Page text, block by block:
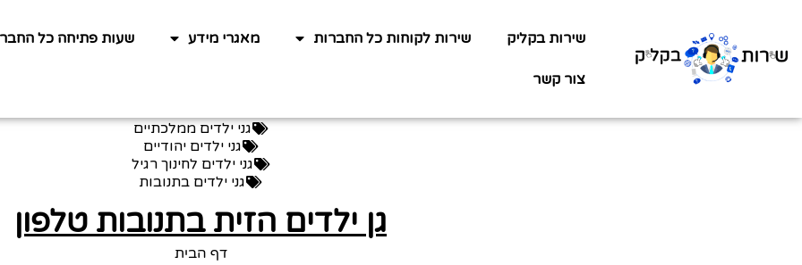
שירות בקליק שירות לקוחות כל החברות מאגרי מידע שעות פתיחה כל
צור קשר
גני ילדים ממלכתיים
גני ילדים יהודיים
גני ילדים לחינוך רגיל
גני ילדים בתנובות
גן ילדים הזית בתנובות טלפון
דף הבית